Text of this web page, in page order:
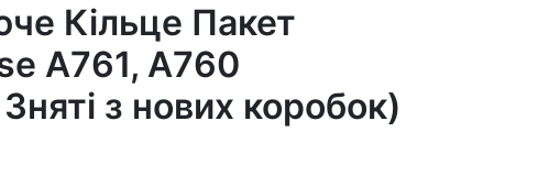
Кільце Пакет
A761, A760
з нових коробок)